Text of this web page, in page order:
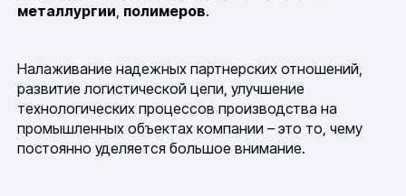
металлургии, полимеров.
Налаживание надежных партнерских отношений,
развитие логистической цепи, улучшение
технологических процессов производства на
промышленных объектах компании – это то, чему
постоянно уделяется большое внимание.